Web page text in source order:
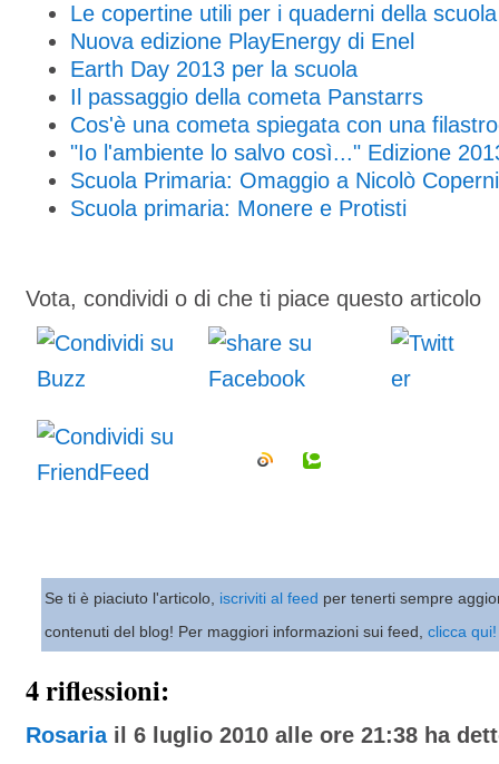
Le copertine utili per i quaderni della
Nuova edizione PlayEnergy di Enel
Earth Day 2013 per la scuola
Il passaggio della cometa Panstarrs
Cos'è una cometa spiegata con una
"Io l'ambiente lo salvo così..." Edizione
Scuola Primaria: Omaggio a Nicolò
Scuola primaria: Monere e Protisti
Vota, condividi o di che ti piace questo articolo
Se ti è piaciuto l'articolo, iscriviti al feed per tenerti sempre
contenuti del blog! Per maggiori informazioni sui feed, clicca qui!
4 riflessioni:
Rosariail 6 luglio 2010 alle ore 21:38 ha